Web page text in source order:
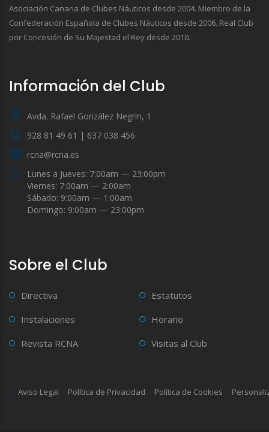
Asociación Canaria de Clubes Náuticos desde 2004. Miembro de la
Confederación Española de Clubes Náuticos desde 2006. Real Club
por Concesión de Su Majestad el Rey desde 2010.
Información del Club
Avda. Rafael González Negrín, 1
928 81 49 61 | 637 038 456
rcna@rcna.es
Lunes a Jueves: 7:00am — 23:00pm
Viernes: 7:00am — 2:00am
Sábado: 9:00am — 1:00am
Domingo: 9:00am — 23:00pm
Sobre el Club
Directiva
Estatutos
Instalaciones
Horario
Revista RCNA
Visitas al Club
Aviso Legal Política de Privacidad Política de Cookies